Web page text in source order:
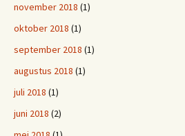
november 2018 (1)
oktober 2018 (1)
september 2018 (1)
augustus 2018 (1)
juli 2018 (1)
juni 2018 (2)